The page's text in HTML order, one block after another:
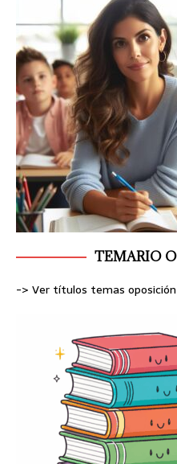
TEMARIO
-> Ver títulos temas oposición